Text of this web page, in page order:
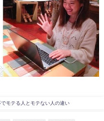
モテる人とモテない人の違い